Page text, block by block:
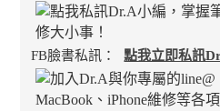
FB臉書私訊： 點我立即私訊